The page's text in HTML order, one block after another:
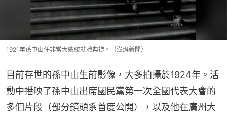
1921年孫中山任非常大總統就職典禮。（澎湃新聞）
目前存世的孫中山生前影像，大多拍攝於1924年。活
動中播映了孫中山出席國民黨第一次全國代表大會的
多個片段（部分鏡頭系首度公開），以及他在廣州大